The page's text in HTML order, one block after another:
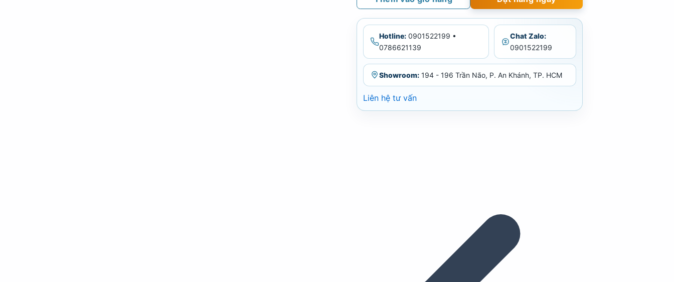
Hotline: 0901522199 •
0786621139
Chat Zalo:
0901522199
Showroom: 194 - 196 Trần Não, P. An Khánh, TP. HCM
Liên hệ tư vấn